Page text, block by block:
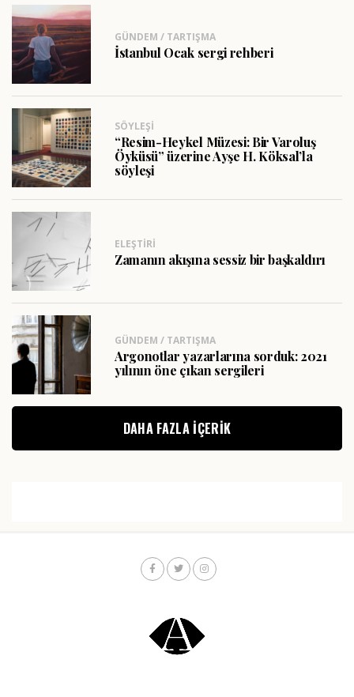
GÜNDEM / TARTIŞMA
İstanbul Ocak sergi rehberi
SÖYLEŞI
“Resim-Heykel Müzesi: Bir Varoluş
Öyküsü” üzerine Ayşe H. Köksal’la
söyleşi
ELEŞTIRI
Zamanın akışına sessiz bir başkaldırı
GÜNDEM / TARTIŞMA
Argonotlar yazarlarına sorduk: 2021
yılının öne çıkan sergileri
DAHA FAZLA IÇERIK